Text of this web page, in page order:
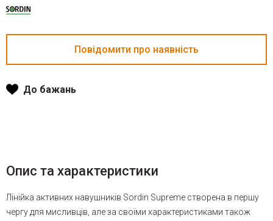
До бажань
Опис та характеристики
Лінійка активних навушників Sordin Supreme створена в першу
чергу для мисливців, але за своїми характеристиками також